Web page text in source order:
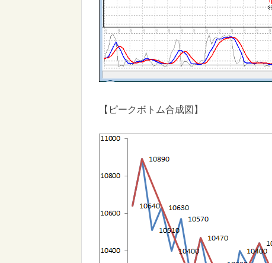
【ピークボトム合成図】